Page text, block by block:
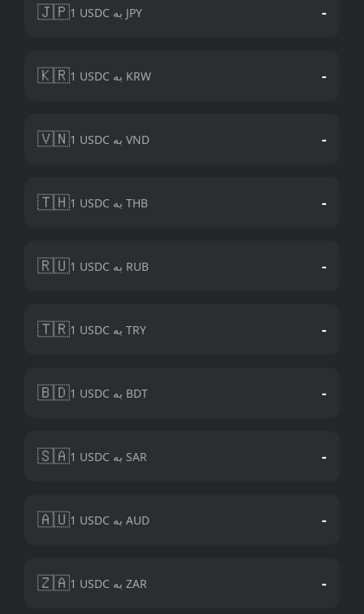
🇯🇵 1 USDC به JPY -
🇰🇷 1 USDC به KRW -
🇻🇳 1 USDC به VND -
🇹🇭 1 USDC به THB -
🇷🇺 1 USDC به RUB -
🇹🇷 1 USDC به TRY -
🇧🇩 1 USDC به BDT -
🇸🇦 1 USDC به SAR -
🇦🇺 1 USDC به AUD -
🇿🇦 1 USDC به ZAR -